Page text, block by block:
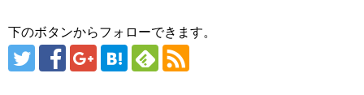
下のボタンからフォローできます。